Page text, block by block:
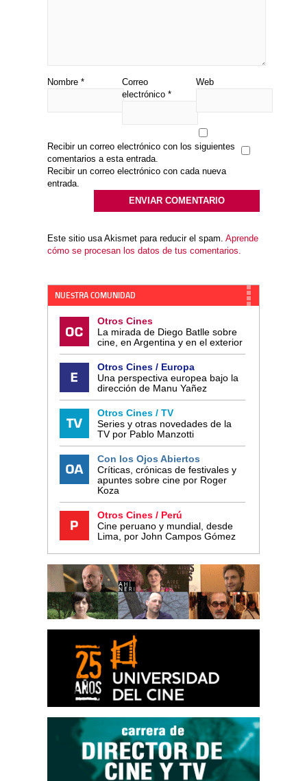
Nombre *
Correo
electrónico *
Web
Recibir un correo electrónico con los siguientes
comentarios a esta entrada.
Recibir un correo electrónico con cada nueva
entrada.
Este sitio usa Akismet para reducir el spam. Aprende
cómo se procesan los datos de tus comentarios.
NUESTRA COMUNIDAD
Otros Cines
La mirada de Diego Batlle sobre
cine, en Argentina y en el exterior
Otros Cines / Europa
Una perspectiva europea bajo la
dirección de Manu Yañez
Otros Cines / TV
Series y otras novedades de la
TV por Pablo Manzotti
Con los Ojos Abiertos
Críticas, crónicas de festivales y
apuntes sobre cine por Roger
Koza
Otros Cines / Perú
Cine peruano y mundial, desde
Lima, por John Campos Gómez